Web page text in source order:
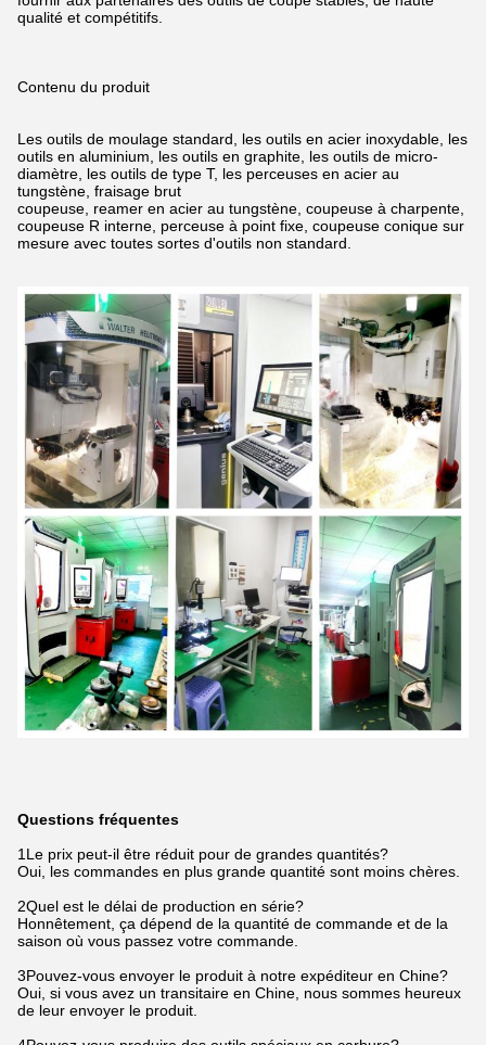
qualité et compétitifs.
Contenu du produit
Les outils de moulage standard, les outils en acier inoxydable, les
outils en aluminium, les outils en graphite, les outils de micro-
diamètre, les outils de type T, les perceuses en acier au
tungstène, fraisage brut
coupeuse, reamer en acier au tungstène, coupeuse à charpente,
coupeuse R interne, perceuse à point fixe, coupeuse conique sur
mesure avec toutes sortes d'outils non standard.
Questions fréquentes
1Le prix peut-il être réduit pour de grandes quantités?
Oui, les commandes en plus grande quantité sont moins chères.
2Quel est le délai de production en série?
Honnêtement, ça dépend de la quantité de commande et de la
saison où vous passez votre commande.
3Pouvez-vous envoyer le produit à notre expéditeur en Chine?
Oui, si vous avez un transitaire en Chine, nous sommes heureux
de leur envoyer le produit.